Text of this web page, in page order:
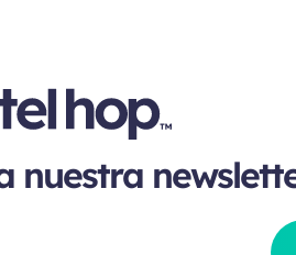
nuestra